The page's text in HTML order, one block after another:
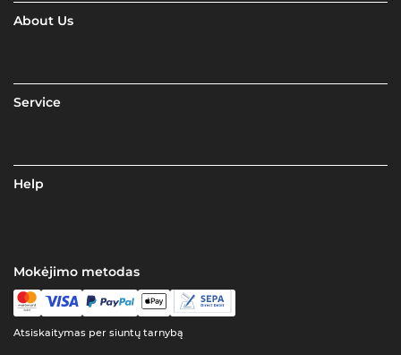
About Us
Service
Help
Mokėjimo metodas
Atsiskaitymas per siuntų tarnybą